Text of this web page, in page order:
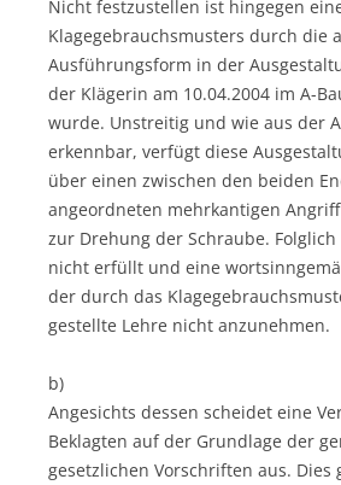
Nicht festzustellen ist hingegen
Klagegebrauchsmusters durch die
Ausführungsform in der
der Klägerin am 10.04.2004 im A-
wurde. Unstreitig und wie aus der
erkennbar, verfügt diese
über einen zwischen den beiden
angeordneten mehrkantigen
zur Drehung der Schraube.
nicht erfüllt und eine
der durch das
gestellte Lehre nicht anzunehmen.
b)
Angesichts dessen scheidet eine
Beklagten auf der Grundlage der
gesetzlichen Vorschriften aus.